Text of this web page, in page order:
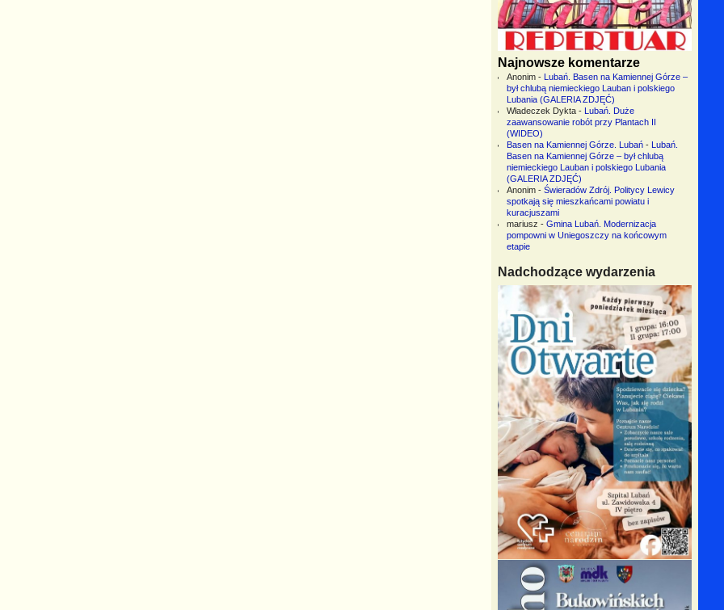
Najnowsze komentarze
Anonim-
Lubań. Basen na Kamiennej Górze –
był chlubą niemieckiego Lauban i polskiego
Lubania (GALERIA ZDJĘĆ)
Władeczek Dykta-
Lubań. Duże
zaawansowanie robót przy Plantach II
(WIDEO)
Basen na Kamiennej Górze. Lubań-
Lubań.
Basen na Kamiennej Górze – był chlubą
niemieckiego Lauban i polskiego Lubania
(GALERIA ZDJĘĆ)
Anonim- Świeradów Zdrój. Politycy Lewicy
spotkają się mieszkańcami powiatu i
kuracjuszami
mariusz - Gmina Lubań. Modernizacja
pompowni w Uniegoszczy na końcowym
etapie
Nadchodzące wydarzenia